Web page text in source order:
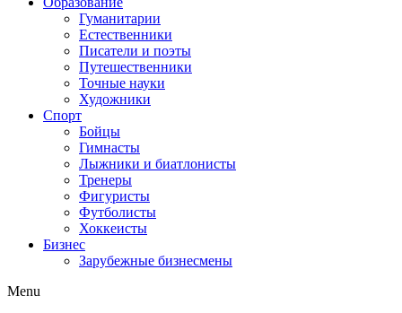
Гуманитарии
Естественники
Писатели и поэты
Путешественники
Точные науки
Художники
Спорт
Бойцы
Гимнасты
Лыжники и биатлонисты
Тренеры
Фигуристы
Футболисты
Хоккеисты
Бизнес
Зарубежные бизнесмены
Menu